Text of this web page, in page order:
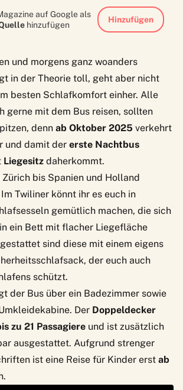
auf Google als
hinzufügen
Hinzufügen
und morgens ganz woanders
in der Theorie toll, geht aber nicht
besten Schlafkomfort einher. Alle
gerne mit dem Bus reisen, sollten
denn ab Oktober 2025 verkehrt
und damit der erste Nachtbus
Liegesitz daherkommt.
Zürich bis Spanien und Holland
Twiliner könnt ihr es euch in
gemütlich machen, die sich
ein Bett mit flacher Liegefläche
sind diese mit einem eigens
der euch auch
schützt.
der Bus über ein Badezimmer sowie
Der Doppeldecker
zu 21 Passagiere und ist zusätzlich
ausgestattet. Aufgrund strenger
ist eine Reise für Kinder erst ab